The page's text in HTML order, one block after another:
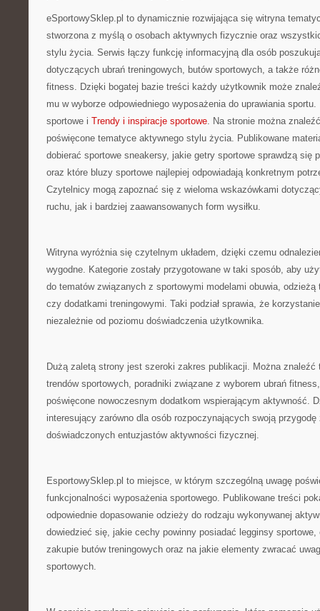
eSportowySklep.pl to dynamicznie rozwijająca się witryna
stworzona z myślą o osobach aktywnych fizycznie oraz
stylu życia. Serwis łączy funkcję informacyjną dla osób
dotyczących ubrań treningowych, butów sportowych, a także
fitness. Dzięki bogatej bazie treści każdy użytkownik może
mu w wyborze odpowiedniego wyposażenia do uprawiania
sportowe i Trendy i inspiracje sportowe. Na stronie można
poświęcone tematyce aktywnego stylu życia. Publikowane
dobierać sportowe sneakersy, jakie getry sportowe sprawdzą się
oraz które bluzy sportowe najlepiej odpowiadają konkretnym
Czytelnicy mogą zapoznać się z wieloma wskazówkami
ruchu, jak i bardziej zaawansowanych form wysiłku.
Witryna wyróżnia się czytelnym układem, dzięki czemu
wygodne. Kategorie zostały przygotowane w taki sposób, aby
do tematów związanych z sportowymi modelami obuwia,
czy dodatkami treningowymi. Taki podział sprawia, że
niezależnie od poziomu doświadczenia użytkownika.
Dużą zaletą strony jest szeroki zakres publikacji. Można
trendów sportowych, poradniki związane z wyborem ubrań
poświęcone nowoczesnym dodatkom wspierającym aktywność.
interesujący zarówno dla osób rozpoczynających swoją
doświadczonych entuzjastów aktywności fizycznej.
EsportowySklep.pl to miejsce, w którym szczególną uwagę
funkcjonalności wyposażenia sportowego. Publikowane treści
odpowiednie dopasowanie odzieży do rodzaju wykonywanej
dowiedzieć się, jakie cechy powinny posiadać legginsy
zakupie butów treningowych oraz na jakie elementy zwracać
sportowych.